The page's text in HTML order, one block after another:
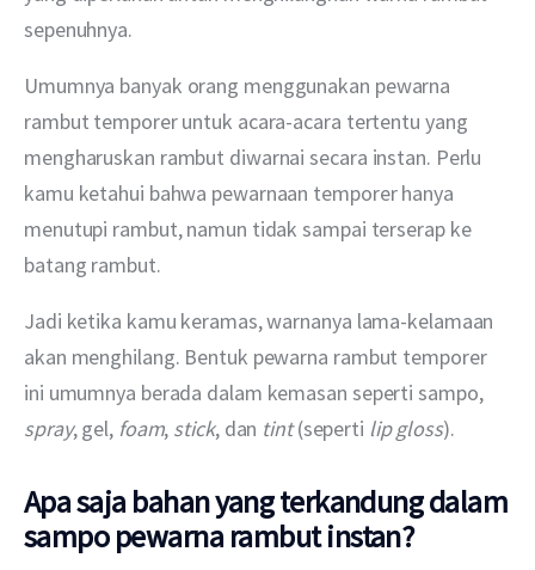
sepenuhnya.
Umumnya banyak orang menggunakan pewarna
rambut temporer untuk acara-acara tertentu yang
mengharuskan rambut diwarnai secara instan. Perlu
kamu ketahui bahwa pewarnaan temporer hanya
menutupi rambut, namun tidak sampai terserap ke
batang rambut.
Jadi ketika kamu keramas, warnanya lama-kelamaan
akan menghilang. Bentuk pewarna rambut temporer
ini umumnya berada dalam kemasan seperti sampo,
spray, gel, foam, stick, dan tint (seperti lip gloss).
Apa saja bahan yang terkandung dalam
sampo pewarna rambut instan?